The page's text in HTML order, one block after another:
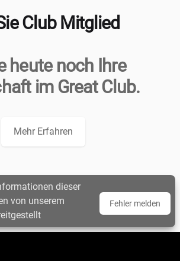
Club Mitglied
heute noch Ihre
im Great Club.
Mehr Erfahren
dieser
von unserem
Fehler melden